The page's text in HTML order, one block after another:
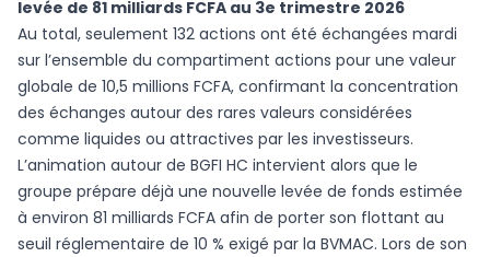
levée de 81 milliards FCFA au 3e trimestre 2026
Au total, seulement 132 actions ont été échangées mardi
sur l’ensemble du compartiment actions pour une valeur
globale de 10,5 millions FCFA, confirmant la concentration
des échanges autour des rares valeurs considérées
comme liquides ou attractives par les investisseurs.
L’animation autour de BGFI HC intervient alors que le
groupe prépare déjà une nouvelle levée de fonds estimée
à environ 81 milliards FCFA afin de porter son flottant au
seuil réglementaire de 10 % exigé par la BVMAC. Lors de son